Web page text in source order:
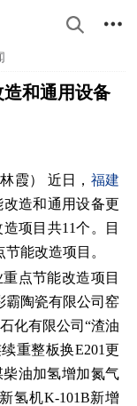

和通用设备
霞） 近日， 福建
造和通用设备更
项目共11个。目
能改造项目。
点节能改造项目
霸陶瓷有限公司窑
化有限公司“渣油
重整板换E201更
油加氢增加氮气
氢机K-101B新增